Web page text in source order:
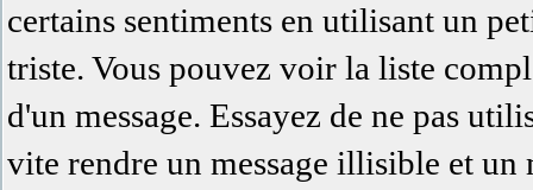
certains sentiments en utilisant un
triste. Vous pouvez voir la liste
d'un message. Essayez de ne pas
vite rendre un message illisible et